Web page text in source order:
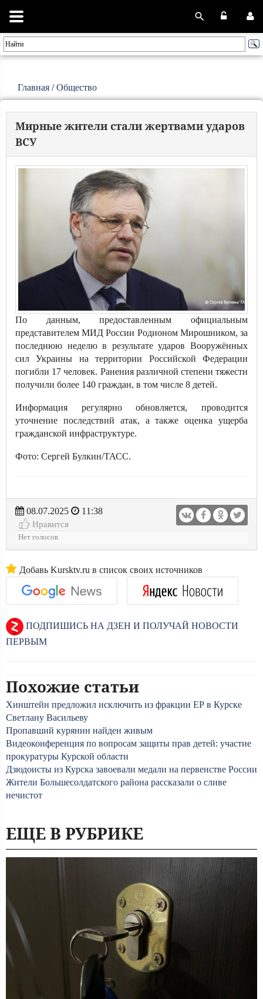
Главная /Общество
Мирные жители стали жертвами ударов
ВСУ
По данным, предоставленным официальным
представителем МИД России Родионом Мирошником, за
последнюю неделю в результате ударов Вооружённых
сил Украины на территории Российской Федерации
погибли 17 человек. Ранения различной степени тяжести
получили более 140 граждан, в том числе 8 детей.
Информация регулярно обновляется, проводится
уточнение последствий атак, а также оценка ущерба
гражданской инфраструктуре.
Фото: Сергей Булкин/ТАСС.
08.07.2025
11:38
Нравится
Нет голосов
Добавь Kursktv.ru в список своих источников
ПОДПИШИСЬ НА ДЗЕН И ПОЛУЧАЙ НОВОСТИ
ПЕРВЫМ
Похожие статьи
Хинштейн предложил исключить из фракции ЕР в Курске
Светлану Васильеву
Пропавший курянин найден живым
Видеоконференция по вопросам защиты прав детей: участие
прокуратуры Курской области
Дзюдоисты из Курска завоевали медали на первенстве России
Жители Большесолдатского района рассказали о сливе
нечистот
ЕЩЕ В РУБРИКЕ